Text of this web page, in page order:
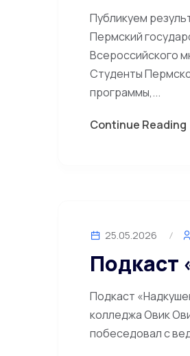
Публикуем
Пермский
Всероссийского
Студенты
программы,...
Continue Reading
25.05.2026
Подкаст
Подкаст
колледжа Овик
побеседовал с